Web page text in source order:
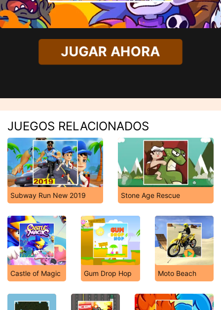
JUGAR AHORA
JUEGOS RELACIONADOS
Subway Run New 2019 Stone Age Rescue
Castle of Magic Gum Drop Hop Moto Beach